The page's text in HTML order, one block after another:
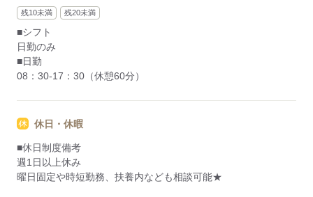
残10未満 残20未満
■シフト
日勤のみ
■日勤
08：30-17：30（休憩60分）
休日・休暇
■休日制度備考
週1日以上休み
曜日固定や時短勤務、扶養内なども相談可能★